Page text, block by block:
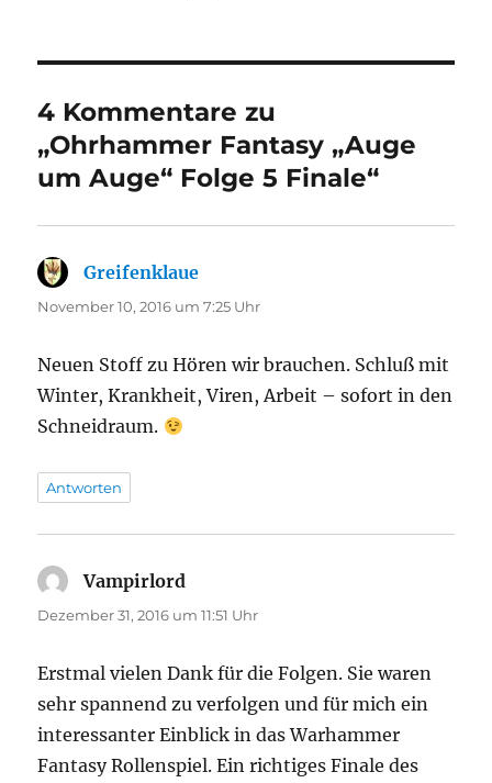
4 Kommentare zu
„Ohrhammer Fantasy „Auge
um Auge“ Folge 5 Finale“
Greifenklaue
November 10, 2016 um 7:25 Uhr
Neuen Stoff zu Hören wir brauchen. Schluß mit
Winter, Krankheit, Viren, Arbeit – sofort in den
Schneidraum.
Antworten
Vampirlord
Dezember 31, 2016 um 11:51 Uhr
Erstmal vielen Dank für die Folgen. Sie waren
sehr spannend zu verfolgen und für mich ein
interessanter Einblick in das Warhammer
Fantasy Rollenspiel. Ein richtiges Finale des